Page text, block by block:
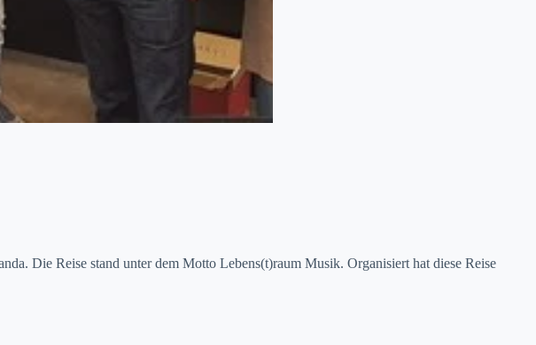
Die Reise stand unter dem Mot­to Lebens(t)raum Musik. Organ­isiert hat diese Reise